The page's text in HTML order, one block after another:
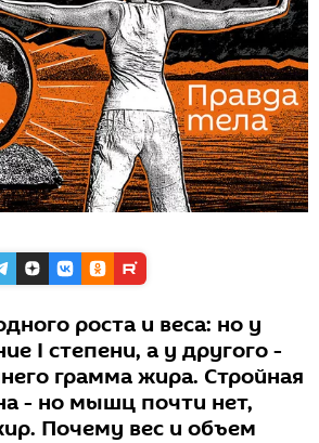
роста и веса: но у
I степени, а у другого -
грамма жира. Стройная
- но мышц почти нет,
Почему вес и объем